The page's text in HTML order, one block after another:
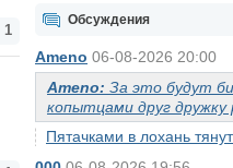
Обсуждения
Ameno 06-08-2026 20:00
Ameno: За это будут
копытцами друг дружку
Пятачками в лохань
1